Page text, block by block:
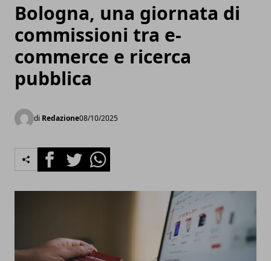
Bologna, una giornata di
commissioni tra e-
commerce e ricerca
pubblica
di Redazione08/10/2025
FacebookTwitterWhatsapp